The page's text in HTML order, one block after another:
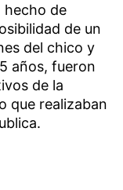
hecho de
de un
del chico y
años, fueron
de la
que realizaban